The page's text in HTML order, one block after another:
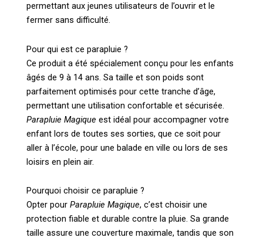
permettant aux jeunes utilisateurs de l’ouvrir et le
fermer sans difficulté.
Pour qui est ce parapluie ?
Ce produit a été spécialement conçu pour les enfants
âgés de 9 à 14 ans. Sa taille et son poids sont
parfaitement optimisés pour cette tranche d’âge,
permettant une utilisation confortable et sécurisée.
Parapluie Magique est idéal pour accompagner votre
enfant lors de toutes ses sorties, que ce soit pour
aller à l’école, pour une balade en ville ou lors de ses
loisirs en plein air.
Pourquoi choisir ce parapluie ?
Opter pour Parapluie Magique, c’est choisir une
protection fiable et durable contre la pluie. Sa grande
taille assure une couverture maximale, tandis que son